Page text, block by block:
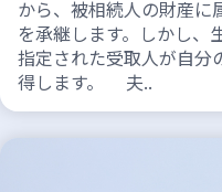
から、被相続人の財産に
を承継します。しかし、
指定された受取人が自分
得します。 夫..